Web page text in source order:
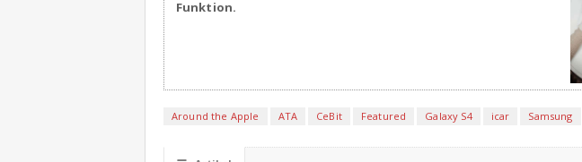
Funktion.
Around the Apple ATA CeBit Featured Galaxy S4 icar Samsung